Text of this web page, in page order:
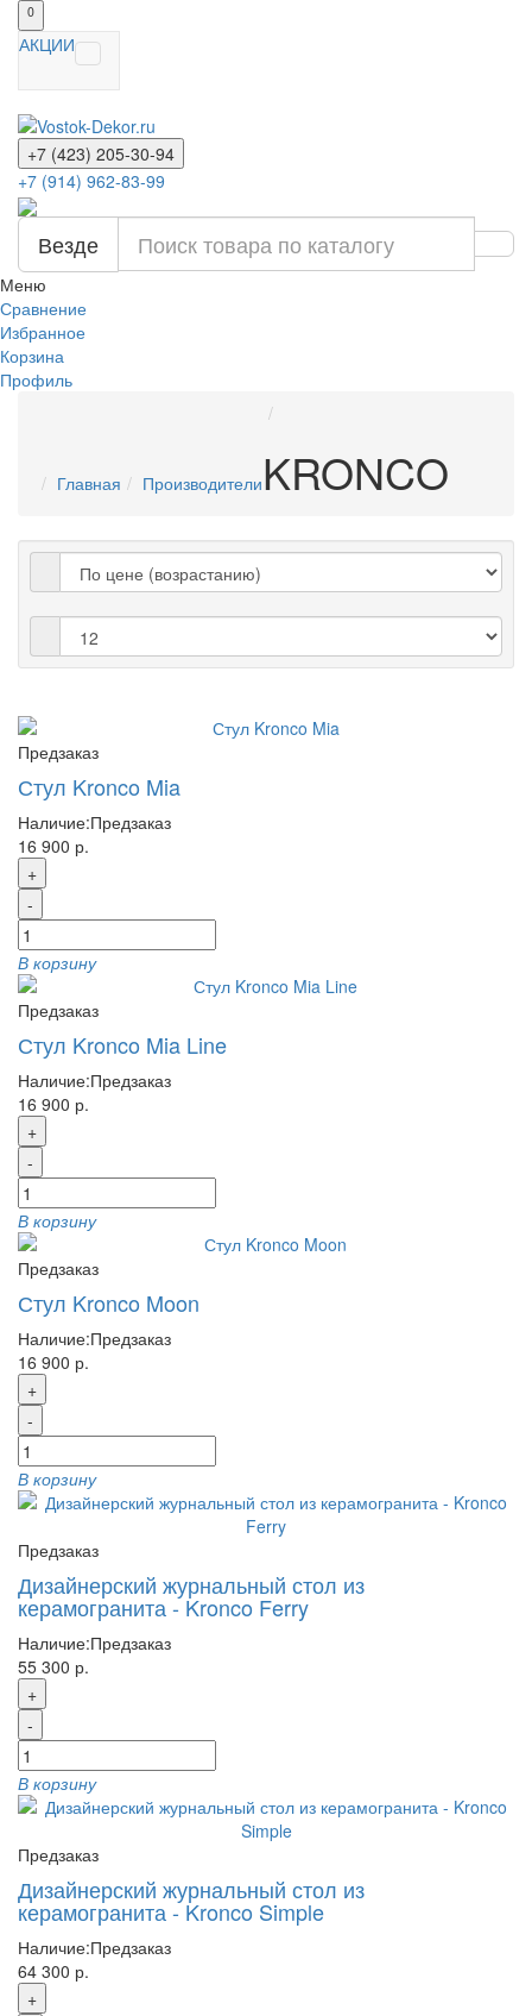
0
АКЦИИ
+7 (423) 205-30-94
+7 (914) 962-83-99
Везде
Меню
Сравнение
Избранное
Корзина
Профиль
Главная ПроизводителиKRONCO
Предзаказ
Стул Kronco Mia
Наличие:Предзаказ
16 900 р.
+
-
В корзину
Предзаказ
Стул Kronco Mia Line
Наличие:Предзаказ
16 900 р.
+
-
В корзину
Предзаказ
Стул Kronco Moon
Наличие:Предзаказ
16 900 р.
+
-
В корзину
Предзаказ
Дизайнерский журнальный стол из
керамогранита - Kronco Ferry
Наличие:Предзаказ
55 300 р.
+
-
В корзину
Предзаказ
Дизайнерский журнальный стол из
керамогранита - Kronco Simple
Наличие:Предзаказ
64 300 р.
+